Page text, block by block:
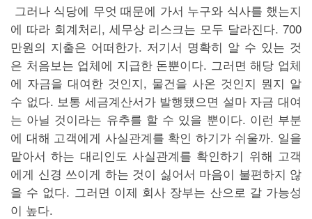
그러나 식당에 무엇 때문에 가서 누구와 식사를 했는지
에 따라 회계처리, 세무상 리스크는 모두 달라진다. 700
만원의 지출은 어떠한가. 저기서 명확히 알 수 있는 것
은 처음보는 업체에 지급한 돈뿐이다. 그러면 해당 업체
에 자금을 대여한 것인지, 물건을 사온 것인지 뭔지 알
수 없다. 보통 세금계산서가 발행됐으면 설마 자금 대여
는 아닐 것이라는 유추를 할 수 있을 뿐이다. 이런 부분
에 대해 고객에게 사실관계를 확인 하기가 쉬울까. 일을
맡아서 하는 대리인도 사실관계를 확인하기 위해 고객
에게 신경 쓰이게 하는 것이 싫어서 마음이 불편하지 않
을 수 없다. 그러면 이제 회사 장부는 산으로 갈 가능성
이 높다.